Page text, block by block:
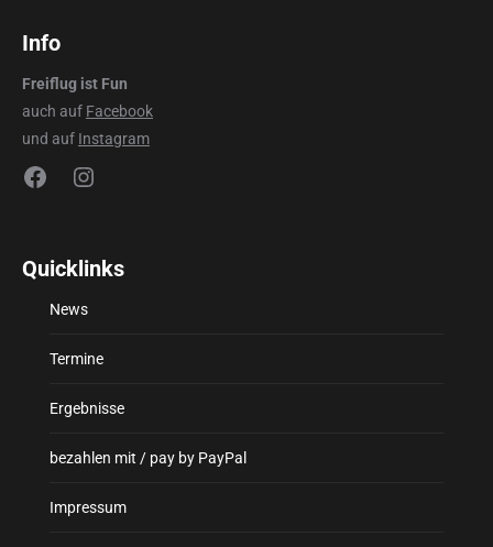
Info
Freiflug ist Fun
auch auf Facebook
und auf Instagram
FacebookInstagram
Quicklinks
News
Termine
Ergebnisse
bezahlen mit / pay by PayPal
Impressum